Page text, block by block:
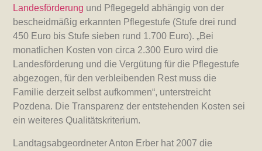
Landesförderung und Pflegegeld abhängig von der
bescheidmäßig erkannten Pflegestufe (Stufe drei rund
450 Euro bis Stufe sieben rund 1.700 Euro). „Bei
monatlichen Kosten von circa 2.300 Euro wird die
Landesförderung und die Vergütung für die Pflegestufe
abgezogen, für den verbleibenden Rest muss die
Familie derzeit selbst aufkommen“, unterstreicht
Pozdena. Die Transparenz der entstehenden Kosten sei
ein weiteres Qualitätskriterium.
Landtagsabgeordneter Anton Erber hat 2007 die